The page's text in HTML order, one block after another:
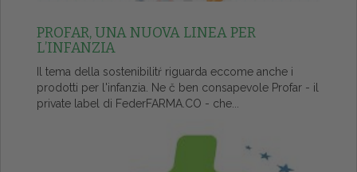
PROFAR, UNA NUOVA LINEA PER
L’INFANZIA
Il tema della sostenibilitŕ riguarda eccome anche i
prodotti per l'infanzia. Ne č ben consapevole Profar - il
private label di FederFARMA.CO - che...